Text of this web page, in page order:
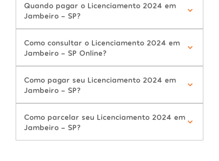
Quando pagar o Licenciamento 2024 em
Jambeiro - SP?
Como consultar o Licenciamento 2024 em
Jambeiro - SP Online?
Como pagar seu Licenciamento 2024 em
Jambeiro - SP?
Como parcelar seu Licenciamento 2024 em
Jambeiro - SP?